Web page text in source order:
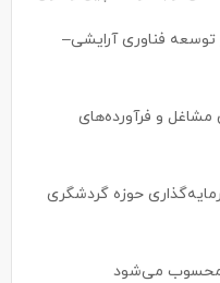
فناوری آرایشی–
و فرآورده‌های
حوزه گردشگری
محسوب می‌شود